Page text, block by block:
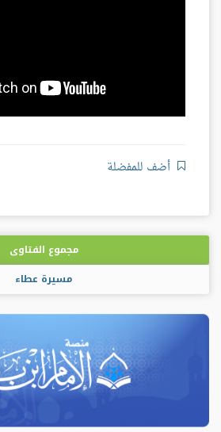
أضف للمفضلة
مجموع الفتاوى
مسيرة عطاء